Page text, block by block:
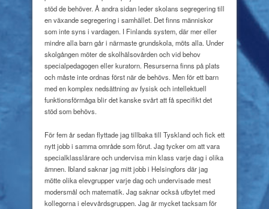
stöd de behöver. Å andra sidan leder skolans segregering till
en växande segregering i samhället. Det finns människor
som inte syns i vardagen. I Finlands system, där mer eller
mindre alla barn går i närmaste grundskola, möts alla. Under
skolgången möter de skolhälsovården och vid behov
specialpedagogen eller kuratorn. Resurserna finns på plats
och måste inte ordnas först när de behövs. Men för ett barn
med en komplex nedsättning av fysisk och intellektuell
funktionsförmåga blir det kanske svårt att få specifikt det
stöd som behövs.
För fem år sedan flyttade jag tillbaka till Tyskland och fick ett
nytt jobb i samma område som förut. Jag tycker om att vara
specialklasslärare och undervisa min klass varje dag i olika
ämnen. Ibland saknar jag mitt jobb i Helsingfors där jag
mötte olika elevgrupper varje dag och undervisade mest
modersmål och matematik. Jag saknar också utbytet med
kollegorna i elevvårdsgruppen. Jag är mycket tacksam för